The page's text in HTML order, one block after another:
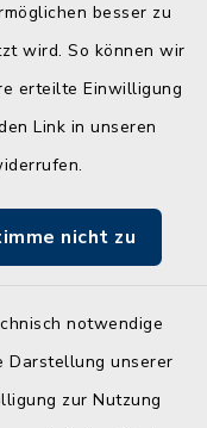
besser zu
wird. So können wir
erteilte Einwilligung
Link in unseren
nicht zu
notwendige
Darstellung unserer
zur Nutzung
und